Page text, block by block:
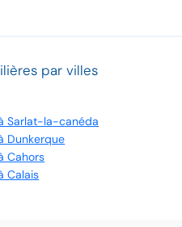
par villes
Sarlat-la-canéda
Dunkerque
Cahors
Calais